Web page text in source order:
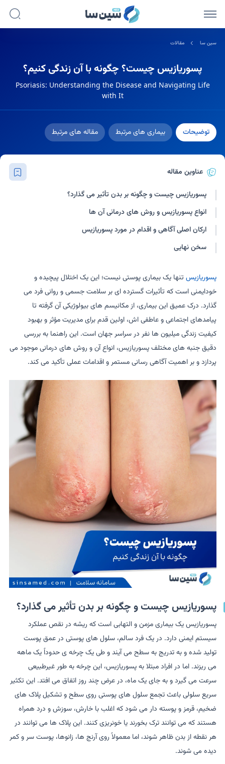
سین سا مقالات
پسوریازیس چیست؟ چگونه با آن زندگی کنیم؟
Psoriasis: Understanding the Disease and Navigating Life
with It
توضیحات بیماری های مرتبط مقاله های مرتبط
عناوین مقاله
پسوریازیس چیست و چگونه بر بدن تأثیر می گذارد؟
انواع پسوریازیس و روش های درمانی آن ها
ارکان اصلی آگاهی و اقدام در مورد پسوریازیس
سخن نهایی
پسوریازیس تنها یک بیماری پوستی نیست؛ این یک اختلال پیچیده و
خودایمنی است که تأثیرات گسترده ای بر سلامت جسمی و روانی فرد می
گذارد. درک عمیق این بیماری، از مکانیسم های بیولوژیکی آن گرفته تا
پیامدهای اجتماعی و عاطفی اش، اولین قدم برای مدیریت مؤثر و بهبود
کیفیت زندگی میلیون ها نفر در سراسر جهان است. این راهنما به بررسی
دقیق جنبه های مختلف پسوریازیس، انواع آن و روش های درمانی موجود می
پردازد و بر اهمیت آگاهی رسانی مستمر و اقدامات عملی تأکید می کند.
پسوریازیس چیست و چگونه بر بدن تأثیر می گذارد؟
پسوریازیس یک بیماری مزمن و التهابی است که ریشه در نقص عملکرد
سیستم ایمنی دارد. در یک فرد سالم، سلول های پوستی در عمق پوست
تولید شده و به تدریج به سطح می آیند و طی یک چرخه ی حدوداً یک ماهه
می ریزند. اما در افراد مبتلا به پسوریازیس، این چرخه به طور غیرطبیعی
سرعت می گیرد و به جای یک ماه، در عرض چند روز اتفاق می افتد. این تکثیر
سریع سلولی باعث تجمع سلول های پوستی روی سطح و تشکیل پلاک های
ضخیم، قرمز و پوسته دار می شود که اغلب با خارش، سوزش و درد همراه
هستند که می توانند ترک بخورند یا خونریزی کنند. این پلاک ها می توانند در
هر نقطه از بدن ظاهر شوند، اما معمولاً روی آرنج ها، زانوها، پوست سر و کمر
دیده می شوند.